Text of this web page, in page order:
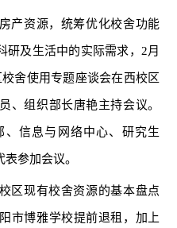
产资源，统筹优化校舍功能
研及生活中的实际需求，2月
舍使用专题座谈会在西校区
、组织部长唐艳主持会议。
信息与网络中心、研究生
参加会议。
区现有校舍资源的基本盘点
市博雅学校提前退租，加上